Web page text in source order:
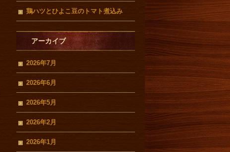
トクリームソース
鶏ハツとひよこ豆のトマト煮込み
アーカイブ
2026年7月
2026年6月
2026年5月
2026年2月
2026年1月